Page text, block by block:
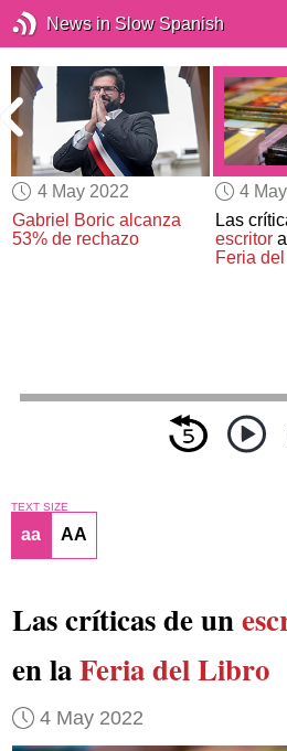
News in Slow Spanish
4 May 2022
Gabriel Boric alcanza
53% de rechazo
4
Las
escritor
Feria
TEXT SIZE
aa AA
Las críticas de un
en laFeria del Libro
4 May 2022